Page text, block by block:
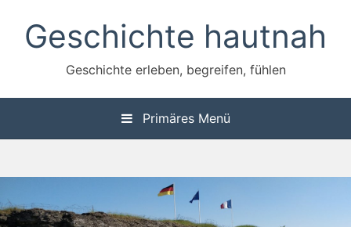
Inhalt
springenGeschichte hautnah
Geschichte erleben, begreifen, fühlen
Primäres Menü